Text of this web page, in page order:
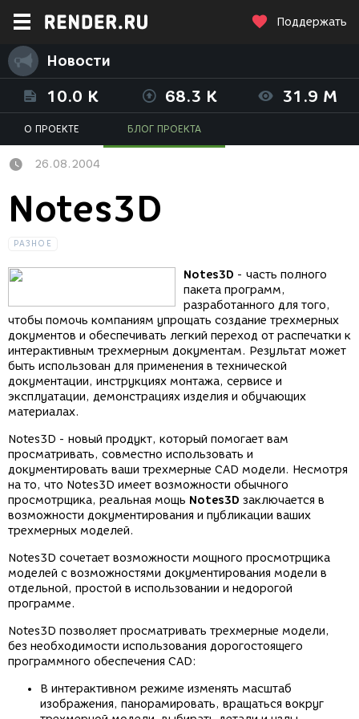
Поддержать
Новости
10.0 K 68.3 K 31.9 M
О ПРОЕКТЕ БЛОГ ПРОЕКТА
26.08.2004
Notes3D
РАЗНОЕ
Notes3D - часть полного
пакета программ,
разработанного для того,
чтобы помочь компаниям упрощать создание трехмерных
документов и обеспечивать легкий переход от распечатки к
интерактивным трехмерным документам. Результат может
быть использован для применения в технической
документации, инструкциях монтажа, сервисе и
эксплуатации, демонстрациях изделия и обучающих
материалах.
Notes3D - новый продукт, который помогает вам
просматривать, совместно использовать и
документировать ваши трехмерные CAD модели. Несмотря
на то, что Notes3D имеет возможности обычного
просмотрщика, реальная мощь Notes3D заключается в
возможности документирования и публикации ваших
трехмерных моделей.
Notes3D сочетает возможности мощного просмотрщика
моделей с возможностями документирования модели в
отдельной, простой в использовании и недорогой
программе.
Notes3D позволяет просматривать трехмерные модели,
без необходимости использования дорогостоящего
программного обеспечения CAD:
В интерактивном режиме изменять масштаб
изображения, панорамировать, вращаться вокруг